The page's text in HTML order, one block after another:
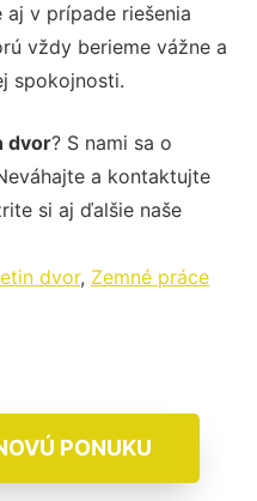
aj v prípade riešenia
vždy berieme vážne a
spokojnosti.
dvor? S nami sa o
a kontaktujte
si aj ďalšie naše
dvor, Zemné práce
PONUKU